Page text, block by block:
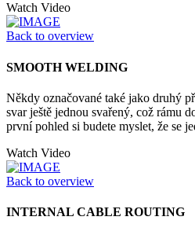
Watch Video
Back to overview
SMOOTH WELDING
Někdy označované také jako druhý
svar ještě jednou svařený, což rámu
první pohled si budete myslet, že se
Watch Video
Back to overview
INTERNAL CABLE ROUTING